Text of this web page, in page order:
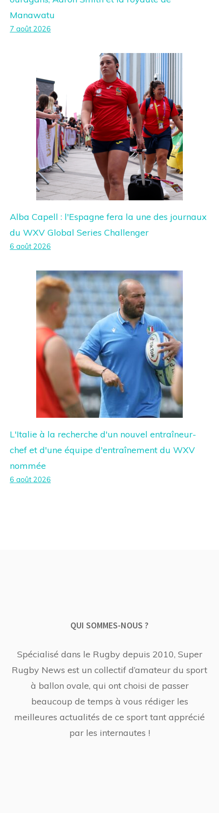
Manawatu
7 août 2026
Alba Capell : l'Espagne fera la une des journaux
du WXV Global Series Challenger
6 août 2026
L'Italie à la recherche d'un nouvel entraîneur-
chef et d'une équipe d'entraînement du WXV
nommée
6 août 2026
QUI SOMMES-NOUS ?
Spécialisé dans le Rugby depuis 2010, Super
Rugby News est un collectif d’amateur du sport
à ballon ovale, qui ont choisi de passer
beaucoup de temps à vous rédiger les
meilleures actualités de ce sport tant apprécié
par les internautes !